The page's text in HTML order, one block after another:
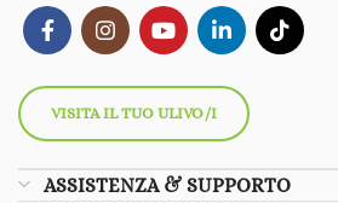
VISITA IL TUO ULIVO/I
ASSISTENZA & SUPPORTO